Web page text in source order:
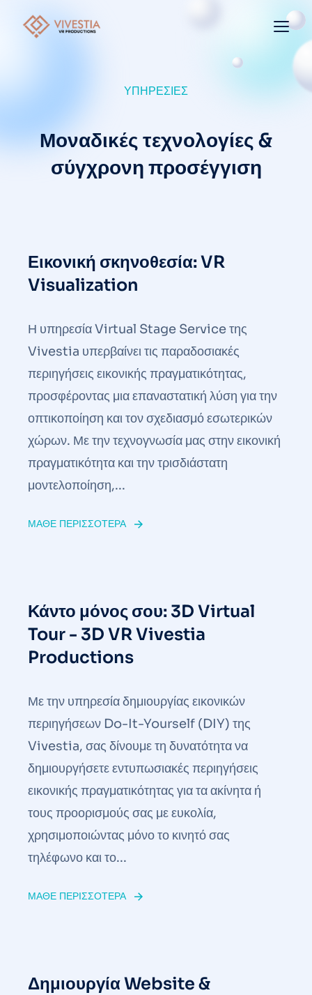
ΥΠΗΡΕΣΊΕΣ
Μοναδικές τεχνολογίες &
σύγχρονη προσέγγιση
Εικονική σκηνοθεσία: VR
Visualization
Η υπηρεσία Virtual Stage Service της
Vivestia υπερβαίνει τις παραδοσιακές
περιηγήσεις εικονικής πραγματικότητας,
προσφέροντας μια επαναστατική λύση για την
οπτικοποίηση και τον σχεδιασμό εσωτερικών
χώρων. Με την τεχνογνωσία μας στην εικονική
πραγματικότητα και την τρισδιάστατη
μοντελοποίηση,...
ΜΆΘΕ ΠΕΡΙΣΣΌΤΕΡΑ
Κάντο μόνος σου: 3D Virtual
Tour - 3D VR Vivestia
Productions
Με την υπηρεσία δημιουργίας εικονικών
περιηγήσεων Do-It-Yourself (DIY) της
Vivestia, σας δίνουμε τη δυνατότητα να
δημιουργήσετε εντυπωσιακές περιηγήσεις
εικονικής πραγματικότητας για τα ακίνητα ή
τους προορισμούς σας με ευκολία,
χρησιμοποιώντας μόνο το κινητό σας
τηλέφωνο και το...
ΜΆΘΕ ΠΕΡΙΣΣΌΤΕΡΑ
Δημιουργία Website &